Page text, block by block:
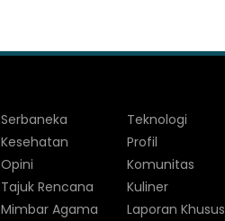
Serbaneka
Kesehatan
Opini
Tajuk Rencana
Mimbar Agama
Teknologi
Profil
Komunitas
Kuliner
Laporan Khusus